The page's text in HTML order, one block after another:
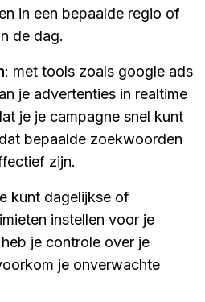
in een bepaalde regio of
de dag.
: met tools zoals google ads
je advertenties in realtime
je je campagne snel kunt
bepaalde zoekwoorden
zijn.
kunt dagelijkse of
instellen voor je
je controle over je
je onverwachte